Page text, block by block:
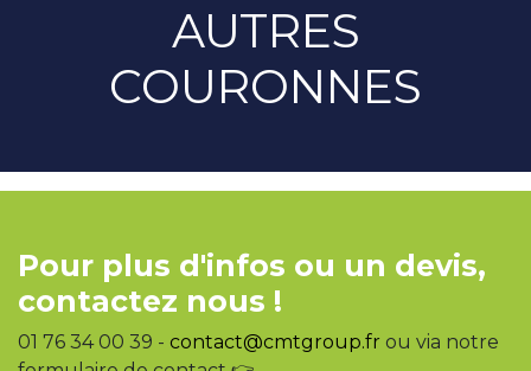
AUTRES
COURONNES
Pour plus d'infos ou un devis,
contactez nous !
01 76 34 00 39 - contact@cmtgroup.fr ou via notre